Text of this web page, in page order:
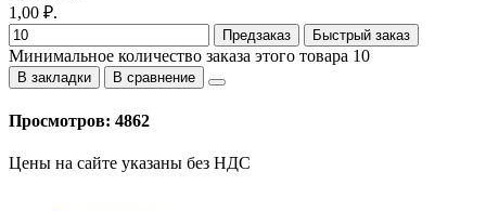
1,00 ₽.
Предзаказ Быстрый заказ
Минимальное количество заказа этого товара 10
В закладки В сравнение
Просмотров: 4862
Цены на сайте указаны без НДС